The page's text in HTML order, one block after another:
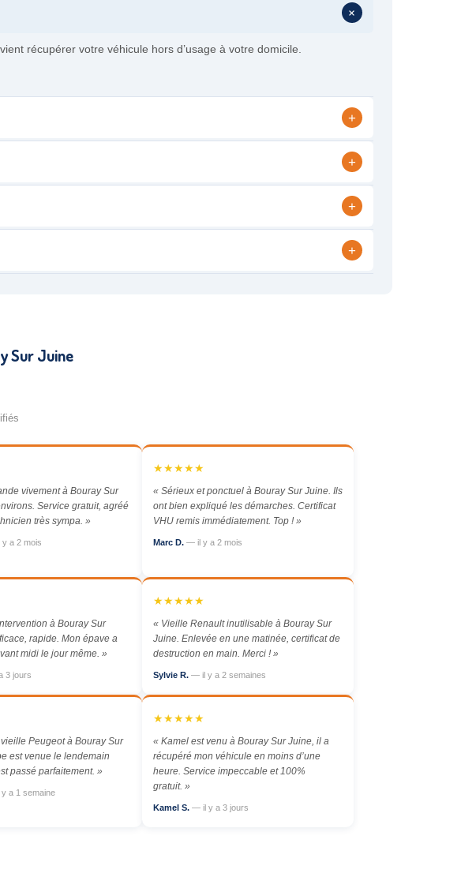
+
récupérer votre véhicule hors d’usage à votre domicile.
+
+
+
+
Sur Juine
vivement à Bouray Sur
Service gratuit, agréé
très sympa. »
a 2 mois
★★★★★
« Sérieux et ponctuel à Bouray Sur Juine. Ils
ont bien expliqué les démarches. Certificat
VHU remis immédiatement. Top ! »
Marc D. — il y a 2 mois
à Bouray Sur
rapide. Mon épave a
midi le jour même. »
3 jours
★★★★★
« Vieille Renault inutilisable à Bouray Sur
Juine. Enlevée en une matinée, certificat de
destruction en main. Merci ! »
Sylvie R. — il y a 2 semaines
vieille Peugeot à Bouray Sur
est venue le lendemain
passé parfaitement. »
a 1 semaine
★★★★★
« Kamel est venu à Bouray Sur Juine, il a
récupéré mon véhicule en moins d’une
heure. Service impeccable et 100%
gratuit. »
Kamel S. — il y a 3 jours